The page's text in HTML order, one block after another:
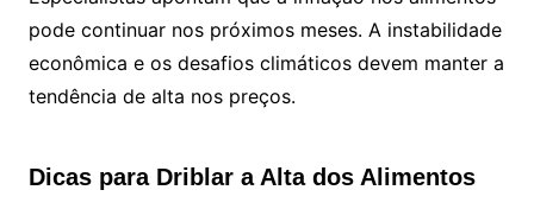
pode continuar nos próximos meses. A instabilidade
econômica e os desafios climáticos devem manter a
tendência de alta nos preços.
Dicas para Driblar a Alta dos Alimentos